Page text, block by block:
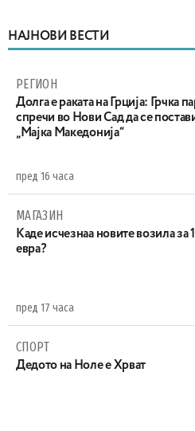
НАЈНОВИ ВЕСТИ
РЕГИОН
Долга е раката на Грција: Грчка
спречи во Нови Сад да се
„Мајка Македонија“
пред 16 часа
МАГАЗИН
Каде исчезнаа новите возила за
евра?
пред 17 часа
СПОРТ
Дедото на Ноле е Хрват